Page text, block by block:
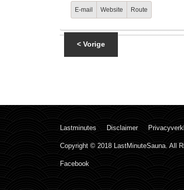
E-mail Website Route
< Vorige
Lastminutes Disclaimer
Copyright © 2018 LastMinuteSauna. All
Facebook